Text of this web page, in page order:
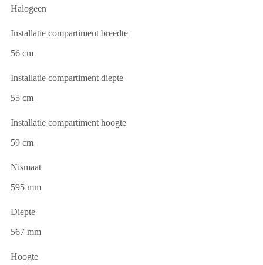
Halogeen
Installatie compartiment breedte
56 cm
Installatie compartiment diepte
55 cm
Installatie compartiment hoogte
59 cm
Nismaat
595 mm
Diepte
567 mm
Hoogte